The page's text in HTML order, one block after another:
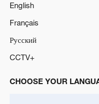
English
Français
Русский
CCTV+
CHOOSE YOUR